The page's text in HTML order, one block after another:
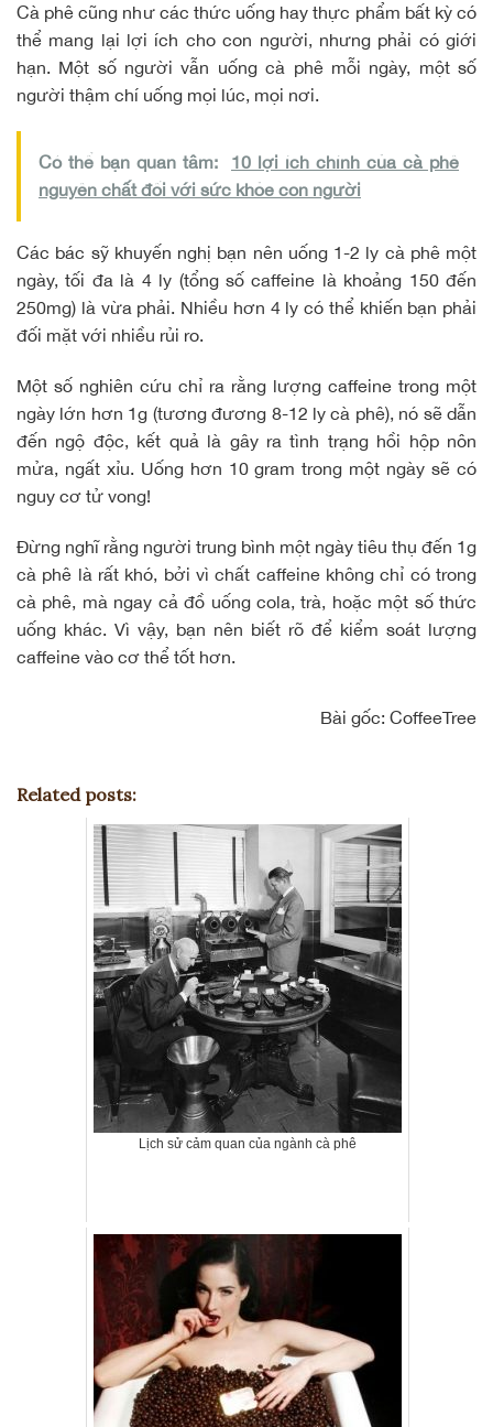
Cà phê cũng như các thức uống hay thực phẩm bất kỳ có
thể mang lại lợi ích cho con người, nhưng phải có giới
hạn. Một số người vẫn uống cà phê mỗi ngày, một số
người thậm chí uống mọi lúc, mọi nơi.
Có thể bạn quan tâm:
10 lợi ích chính của cà phê
nguyên chất đối với sức khỏe con người
Các bác sỹ khuyến nghị bạn nên uống 1-2 ly cà phê một
ngày, tối đa là 4 ly (tổng số caffeine là khoảng 150 đến
250mg) là vừa phải. Nhiều hơn 4 ly có thể khiến bạn phải
đối mặt với nhiều rủi ro.
Một số nghiên cứu chỉ ra rằng lượng caffeine trong một
ngày lớn hơn 1g (tương đương 8-12 ly cà phê), nó sẽ dẫn
đến ngộ độc, kết quả là gây ra tình trạng hồi hộp nôn
mửa, ngất xỉu. Uống hơn 10 gram trong một ngày sẽ có
nguy cơ tử vong!
Đừng nghĩ rằng người trung bình một ngày tiêu thụ đến 1g
cà phê là rất khó, bởi vì chất caffeine không chỉ có trong
cà phê, mà ngay cả đồ uống cola, trà, hoặc một số thức
uống khác. Vì vậy, bạn nên biết rõ để kiểm soát lượng
caffeine vào cơ thể tốt hơn.
Bài gốc: CoffeeTree
Related posts:
Lịch sử cảm quan của ngành cà phê